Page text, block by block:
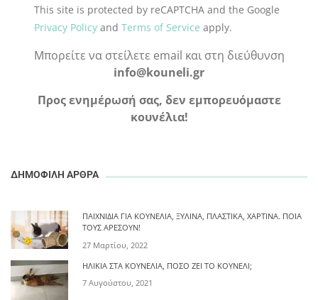
This site is protected by reCAPTCHA and the Google
Privacy Policy andTerms of Service apply.
Μπορείτε να στείλετε email και στη διεύθυνση
info@kouneli.gr
Προς ενημέρωσή σας, δεν εμπορευόμαστε
κουνέλια!
ΔΗΜΟΦΙΛΗ ΑΡΘΡΑ
ΠΑΙΧΝΊΔΙΑ ΓΙΑ ΚΟΥΝΈΛΙΑ, ΞΎΛΙΝΑ, ΠΛΑΣΤΙΚΆ, ΧΆΡΤΙΝΑ. ΠΟΙΑ
ΤΟΥΣ ΑΡΈΣΟΥΝ!
27 Μαρτίου, 2022
ΗΛΙΚΊΑ ΣΤΑ ΚΟΥΝΈΛΙΑ, ΠΌΣΟ ΖΕΙ ΤΟ ΚΟΥΝΈΛΙ;
7 Αυγούστου, 2021